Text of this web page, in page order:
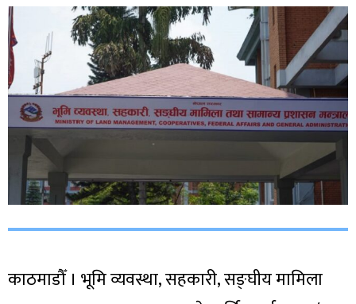
काठमाडौँ । भूमि व्यवस्था, सहकारी, सङ्घीय मामिला